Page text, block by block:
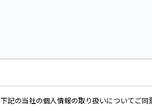
下記の当社の個人情報の取り扱いについてご同